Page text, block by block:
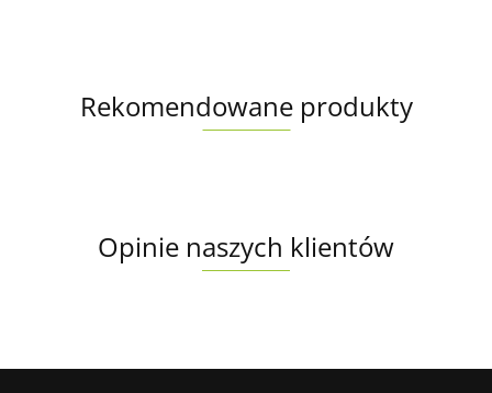
Rekomendowane produkty
Opinie naszych klientów